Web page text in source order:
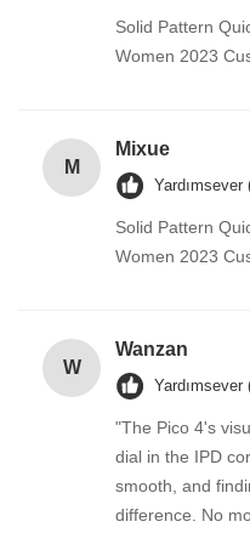
Solid Pattern
Women 2023
M
Mixue
Yardımsever
Solid Pattern
Women 2023
W
Wanzan
Yardımsever
"The Pico 4's
dial in the IPD
smooth, and
difference. No